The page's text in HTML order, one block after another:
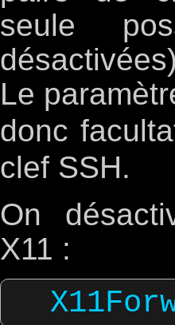
seule
Le
donc
clef SSH.
On
X11 :